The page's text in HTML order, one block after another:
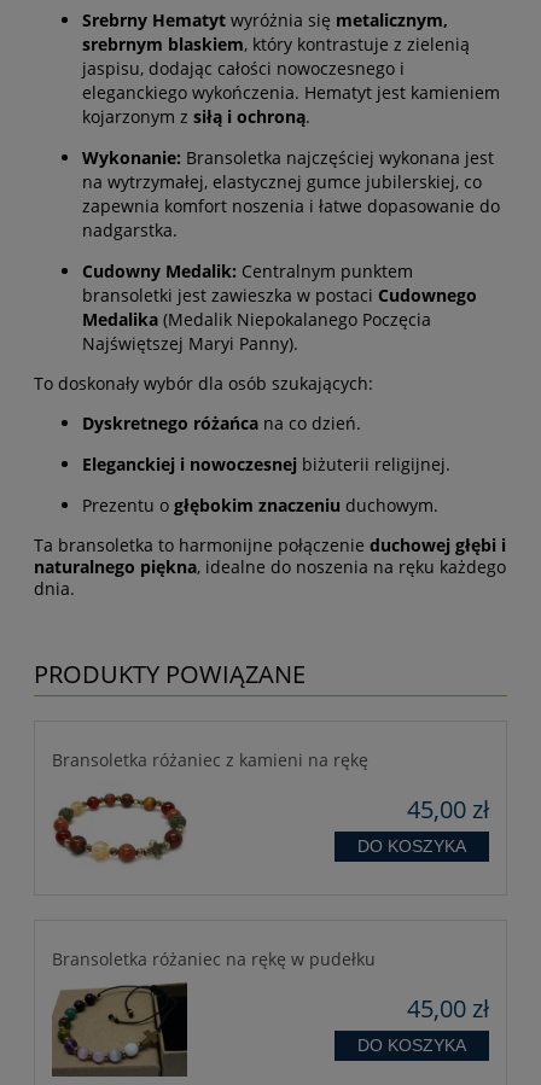
Srebrny Hematyt wyróżnia się metalicznym,
srebrnym blaskiem, który kontrastuje z zielenią
jaspisu, dodając całości nowoczesnego i
eleganckiego wykończenia. Hematyt jest kamieniem
kojarzonym z siłą i ochroną.
Wykonanie: Bransoletka najczęściej wykonana jest
na wytrzymałej, elastycznej gumce jubilerskiej, co
zapewnia komfort noszenia i łatwe dopasowanie do
nadgarstka.
Cudowny Medalik: Centralnym punktem
bransoletki jest zawieszka w postaci Cudownego
Medalika (Medalik Niepokalanego Poczęcia
Najświętszej Maryi Panny).
To doskonały wybór dla osób szukających:
Dyskretnego różańca na co dzień.
Eleganckiej i nowoczesnej biżuterii religijnej.
Prezentu o głębokim znaczeniu duchowym.
Ta bransoletka to harmonijne połączenie duchowej głębi i
naturalnego piękna, idealne do noszenia na ręku każdego
dnia.
PRODUKTY POWIĄZANE
Bransoletka różaniec z kamieni na rękę
45,00 zł
DO KOSZYKA
Bransoletka różaniec na rękę w pudełku
45,00 zł
DO KOSZYKA